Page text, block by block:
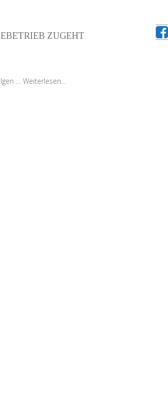
ZUGEHT
… Weiterlesen...